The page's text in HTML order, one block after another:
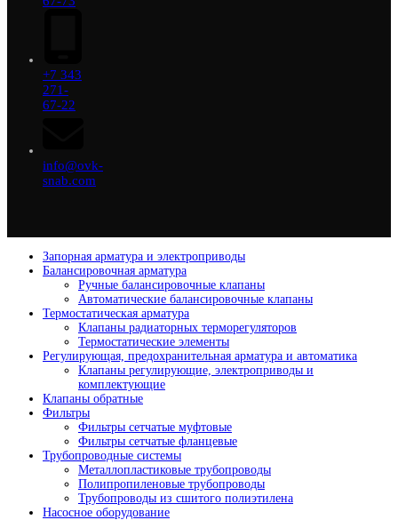
+7 343
271-
67-22
info@ovk-
snab.com
Запорная арматура и электроприводы
Балансировочная арматура
Ручные балансировочные клапаны
Автоматические балансировочные клапаны
Термостатическая арматура
Клапаны радиаторных терморегуляторов
Термостатические элементы
Регулирующая, предохранительная арматура и автоматика
Клапаны регулирующие, электроприводы и
комплектующие
Клапаны обратные
Фильтры
Фильтры сетчатые муфтовые
Фильтры сетчатые фланцевые
Трубопроводные системы
Металлопластиковые трубопроводы
Полипропиленовые трубопроводы
Трубопроводы из сшитого полиэтилена
Насосное оборудование